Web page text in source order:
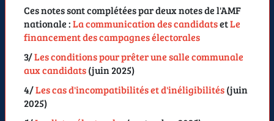
Ces notes sont complétées par deux notes de l'AMF
nationale :La communication des candidatsetLe
financement des campagnes électorales
3/Les conditions pour prêter une salle communale
aux candidats(juin 2025)
4/Les cas d'incompatibilités et d'inéligibilités(juin
2025)